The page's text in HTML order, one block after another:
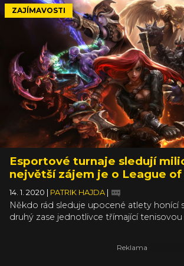
ZAJÍMAVOSTI
Esportové turnaje sledují
největší zájem je o League
14. 1. 2020 PATRIK HAJDA
Někdo rád sleduje upocené atlety honící
druhý zase jednotlivce třímající tenisovou
nejsledovanějších turnajů ve videohrách